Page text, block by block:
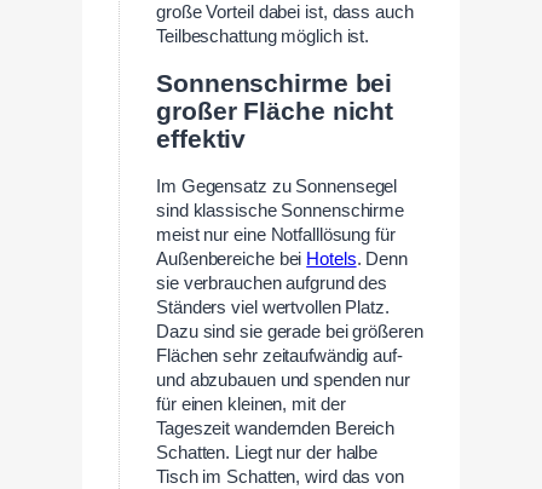
große Vorteil dabei ist, dass auch
Teilbeschattung möglich ist.
Sonnenschirme bei
großer Fläche nicht
effektiv
Im Gegensatz zu Sonnensegel
sind klassische Sonnenschirme
meist nur eine Notfalllösung für
Außenbereiche bei Hotels. Denn
sie verbrauchen aufgrund des
Ständers viel wertvollen Platz.
Dazu sind sie gerade bei größeren
Flächen sehr zeitaufwändig auf-
und abzubauen und spenden nur
für einen kleinen, mit der
Tageszeit wandernden Bereich
Schatten. Liegt nur der halbe
Tisch im Schatten, wird das von